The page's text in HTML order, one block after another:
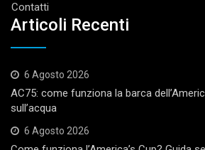
Contatti
Articoli Recenti
6 Agosto 2026
AC75: come funziona la barca
sull’acqua
6 Agosto 2026